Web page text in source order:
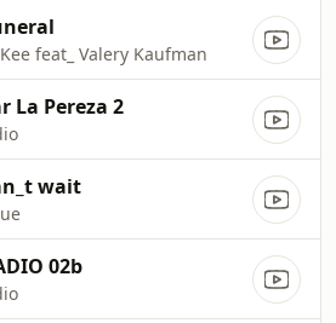
feat_ Valery Kaufman
La Pereza 2
wait
02b